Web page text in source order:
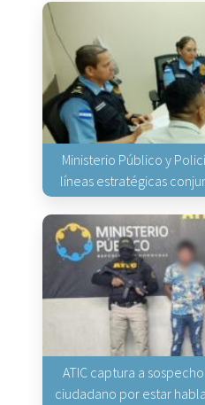
Ministerio Público y
líneas estratégicas
ATIC captura a
ciudadano por estar